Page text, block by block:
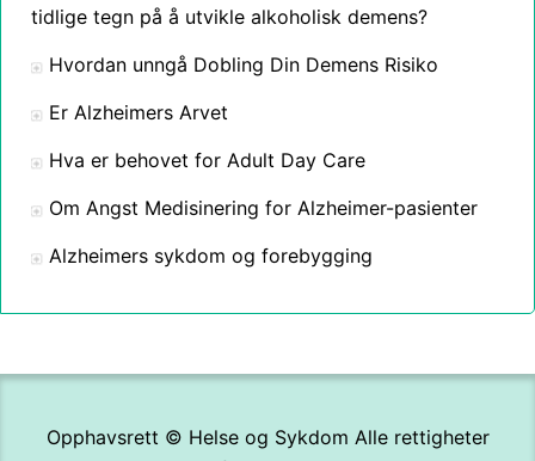
tidlige tegn på å utvikle alkoholisk demens?
Hvordan unngå Dobling Din Demens Risiko
Er Alzheimers Arvet
Hva er behovet for Adult Day Care
Om Angst Medisinering for Alzheimer-pasienter
Alzheimers sykdom og forebygging
Opphavsrett © Helse og Sykdom Alle rettigheter